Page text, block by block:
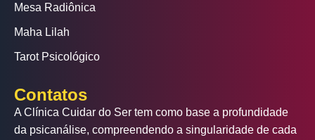
Mesa Radiônica
Maha Lilah
Tarot Psicológico
Contatos
A Clínica Cuidar do Ser tem como base a profundidade
da psicanálise, compreendendo a singularidade de cada